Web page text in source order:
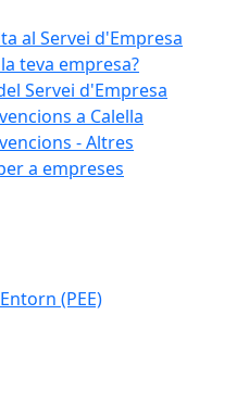
al Servei d'Empresa
teva empresa?
Servei d'Empresa
a Calella
- Altres
a empreses
(PEE)